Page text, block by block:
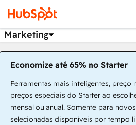
Marketing
Economize até 65% no Starter
Ferramentas mais inteligentes, preço
preços especiais do Starter ao
mensal ou anual. Somente para
selecionadas disponíveis por tempo